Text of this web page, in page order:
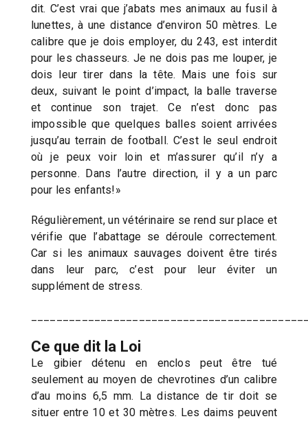
dit. C’est vrai que j’abats mes animaux au fusil à
lunettes, à une distance d’environ 50 mètres. Le
calibre que je dois employer, du 243, est interdit
pour les chasseurs. Je ne dois pas me louper, je
dois leur tirer dans la tête. Mais une fois sur
deux, suivant le point d’impact, la balle traverse
et continue son trajet. Ce n’est donc pas
impossible que quelques balles soient arrivées
jusqu’au terrain de football. C’est le seul endroit
où je peux voir loin et m’assurer qu’il n’y a
personne. Dans l’autre direction, il y a un parc
pour les enfants!»
Régulièrement, un vétérinaire se rend sur place et
vérifie que l’abattage se déroule correctement.
Car si les animaux sauvages doivent être tirés
dans leur parc, c’est pour leur éviter un
supplément de stress.
Ce que dit la Loi
Le gibier détenu en enclos peut être tué
seulement au moyen de chevrotines d’un calibre
d’au moins 6,5 mm. La distance de tir doit se
situer entre 10 et 30 mètres. Les daims peuvent